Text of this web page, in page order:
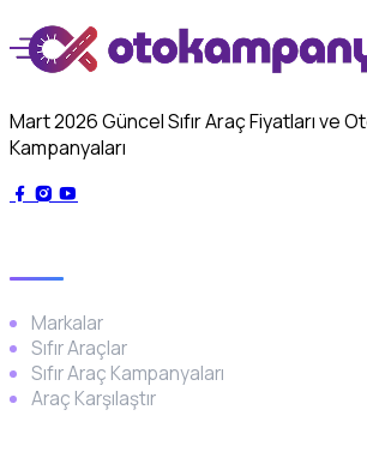
Mart 2026 Güncel Sıfır Araç Fiyatları ve
Kampanyaları
Markalar
Sıfır Araçlar
Sıfır Araç Kampanyaları
Araç Karşılaştır